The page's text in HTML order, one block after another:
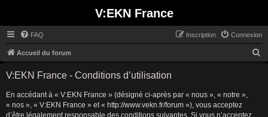
V:EKN France
FAQ Connexion
Inscription
Accueil du forum
V:EKN France - Conditions d’utilisation
En accédant à « V:EKN France » (désigné ci-après par « nous », « notre »,
« nos », « V:EKN France » et « http://www.vekn.fr/forum »), vous acceptez
d’être légalement responsable des conditions suivantes. Si vous n’acceptez